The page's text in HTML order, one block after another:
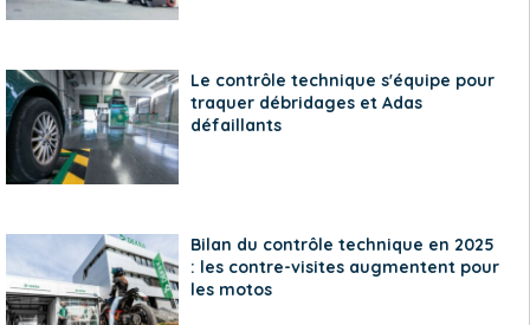
Le contrôle technique s'équipe pour
traquer débridages et Adas
défaillants
Bilan du contrôle technique en 2025
: les contre-visites augmentent pour
les motos